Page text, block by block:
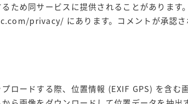
ため同サービスに提供されることがあります
privacy/ にあります。コメントが承認さ
ロードする際、位置情報 (EXIF GPS) を含む